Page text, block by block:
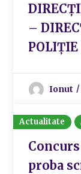
–
POLIȚIE
Ionut
Actualitate
proba